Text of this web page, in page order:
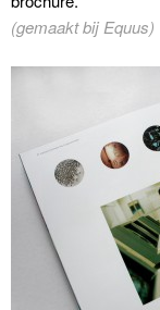
(gemaakt bij Equus)